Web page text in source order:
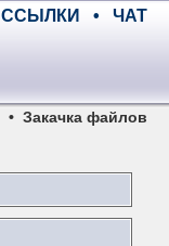
ССЫЛКИ • ЧАТ
• Закачка файлов